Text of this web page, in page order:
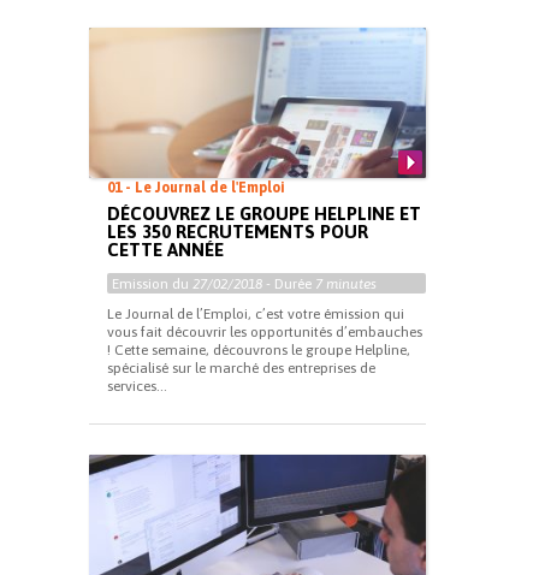
01 - Le Journal de l'Emploi
DÉCOUVREZ LE GROUPE HELPLINE ET
LES 350 RECRUTEMENTS POUR
CETTE ANNÉE
Emission du 27/02/2018 - Durée 7 minutes
Le Journal de l’Emploi, c’est votre émission qui
vous fait découvrir les opportunités d’embauches
! Cette semaine, découvrons le groupe Helpline,
spécialisé sur le marché des entreprises de
services...